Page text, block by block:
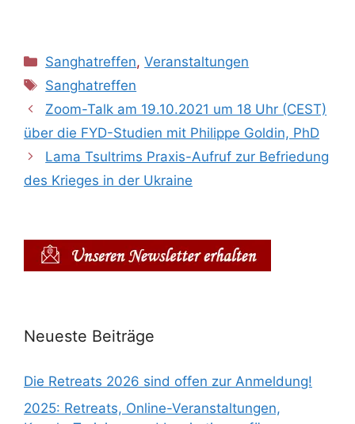
Kategorien
Sanghatreffen,Veranstaltungen
Schlagwörter
Sanghatreffen
Zoom-Talk am 19.10.2021 um 18 Uhr (CEST)
über die FYD-Studien mit Philippe Goldin, PhD
Lama Tsultrims Praxis-Aufruf zur Befriedung
des Krieges in der Ukraine
Neueste Beiträge
Die Retreats 2026 sind offen zur Anmeldung!
2025: Retreats, Online-Veranstaltungen,